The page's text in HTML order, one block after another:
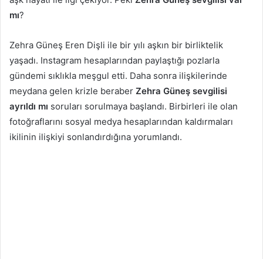
mı?
Zehra Güneş Eren Dişli ile bir yılı aşkın bir birliktelik
yaşadı. Instagram hesaplarından paylaştığı pozlarla
gündemi sıklıkla meşgul etti. Daha sonra ilişkilerinde
meydana gelen krizle beraber Zehra Güneş sevgilisi
ayrıldı mı soruları sorulmaya başlandı. Birbirleri ile olan
fotoğraflarını sosyal medya hesaplarından kaldırmaları
ikilinin ilişkiyi sonlandırdığına yorumlandı.